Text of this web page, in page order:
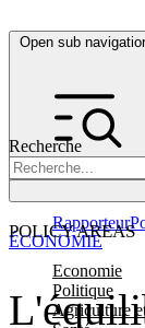
Open sub
Recherche
POLICY AREAS
Economie
Politique
Agriculture
Rapporteur
ÉCONOMIE